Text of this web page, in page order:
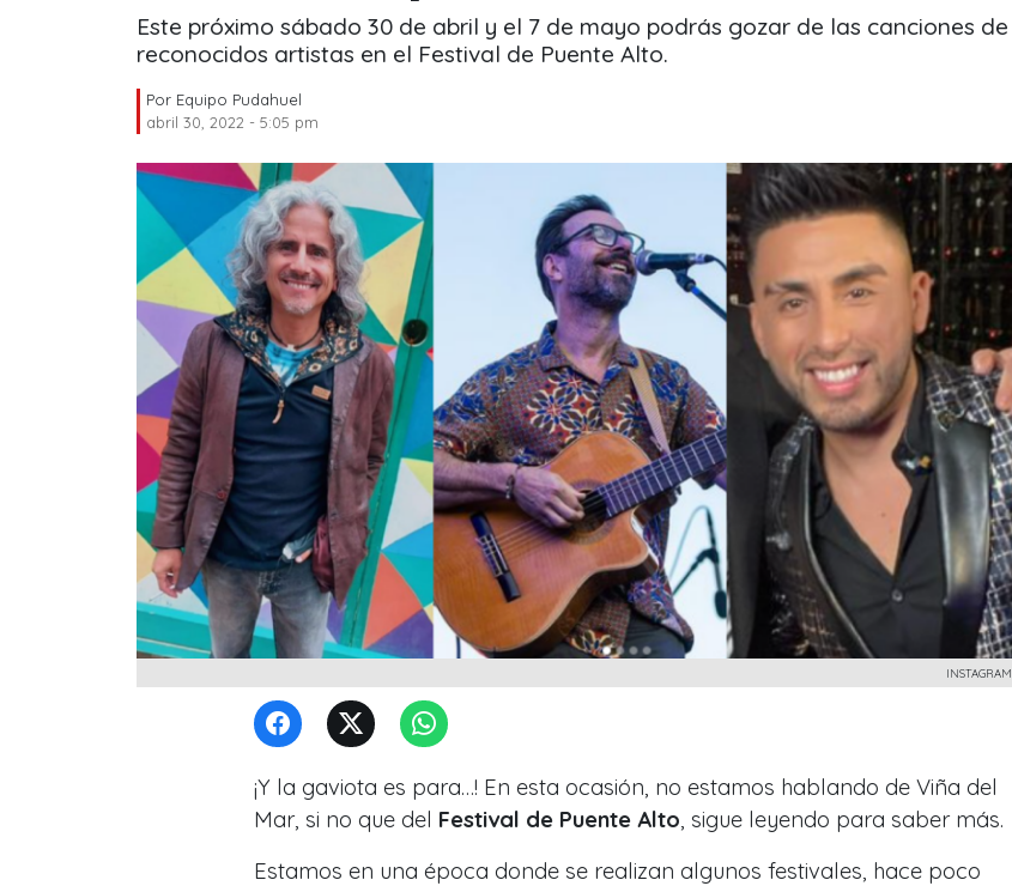
Este próximo sábado 30 de abril y el 7 de mayo podrás gozar de las canciones de
reconocidos artistas en el Festival de Puente Alto.
Por Equipo Pudahuel
abril 30, 2022 - 5:05 pm
INSTAGRAM
¡Y la gaviota es para…! En esta ocasión, no estamos hablando de Viña del
Mar, si no que del Festival de Puente Alto , sigue leyendo para saber más.
Estamos en una época donde se realizan algunos festivales, hace poco